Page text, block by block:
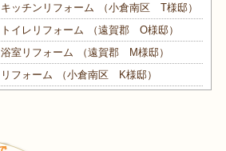
キッチン リフォーム
（小倉南区 T様邸）
トイレ リフォーム
（遠賀郡 O様邸）
浴室 リフォーム
（遠賀郡 M様邸）
リフォーム
（小倉南区 K様邸）